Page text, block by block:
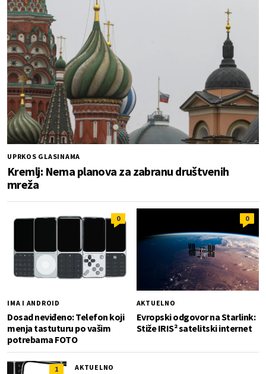
UPRKOS GLASINAMA
Kremlj: Nema planova za zabranu društvenih
mreža
0
IMA I ANDROID
Dosad neviđeno: Telefon koji
menja tastuturu po vašim
potrebama FOTO
0
AKTUELNO
Evropski odgovor na Starlink:
Stiže IRIS² satelitski internet
1 AKTUELNO